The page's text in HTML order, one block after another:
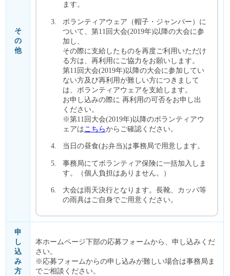
そ
の
他
ます。
ボランティアウェア（帽子・ジャンパー）に
ついて、第11回大会(2019年)以降の大会に参
加し、
その際に支給したものを再度ご利用いただけ
る方は、再利用にご協力をお願いします。
第11回大会(2019年)以降の大会に参加してい
ない方及び再利用が難しい方につきまして
は、ボランティアウェアを支給します。
お申し込みの際に 再利用の可否をお申し出
ください。
※第11回大会(2019年)以降のボランティアウ
ェアはこちらからご確認ください。
当日の昼食(お弁当)は事務局で用意します。
事務局にてボランティア保険に一括加入しま
す。（個人負担はありません。）
大会は雨天決行となります。長靴、カッパ等
の雨具はご自身でご用意ください。
申
し
込
み
方
本ホームページ下部の応募フォームから、申し込みくだ
さい。
※応募フォームからの申し込みが難しい場合は事務局ま
でご相談ください。